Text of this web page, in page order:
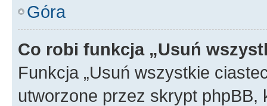
Góra
Co robi funkcja „Usuń
Funkcja „Usuń wszystkie
utworzone przez skrypt